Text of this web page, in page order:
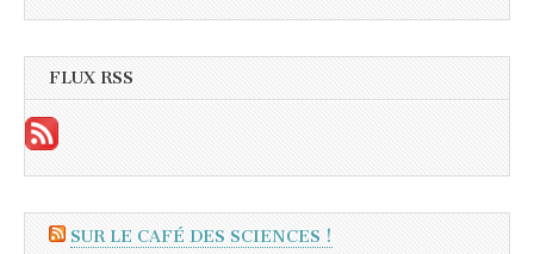
FLUX RSS
SUR LE CAFÉ DES SCIENCES !